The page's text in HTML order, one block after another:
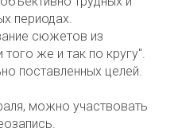
периодах.
сюжетов из
же и так по кругу".
поставленных целей.
можно участвовать